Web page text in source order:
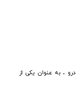
خودرو ، به عنوان یکی از